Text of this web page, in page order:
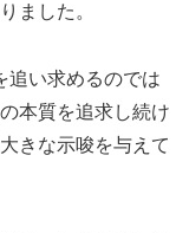
ました。
追い求めるのでは
本質を追求し続け
きな示唆を与えて